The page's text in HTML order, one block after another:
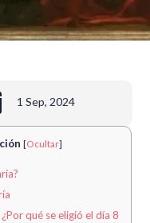
1 Sep, 2024
[Ocultar]
qué se eligió el día 8